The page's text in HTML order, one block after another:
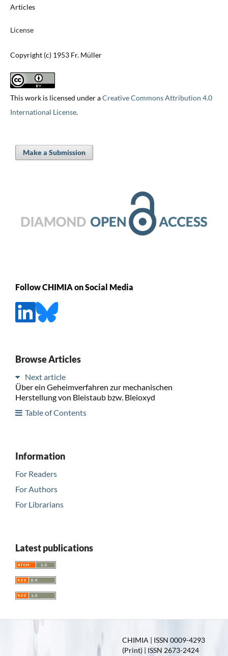
Articles
License
Copyright (c) 1953 Fr. Müller
This work is licensed under aCreative Commons Attribution 4.0
International License.
Make a Submission
Follow CHIMIA on Social Media
Browse Articles
Next article
Über ein Geheimverfahren zur mechanischen
Herstellung von Bleistaub bzw. Bleioxyd
Table of Contents
Information
For Readers
For Authors
For Librarians
Latest publications
CHIMIA | ISSN 0009-4293
(Print) | ISSN 2673-2424